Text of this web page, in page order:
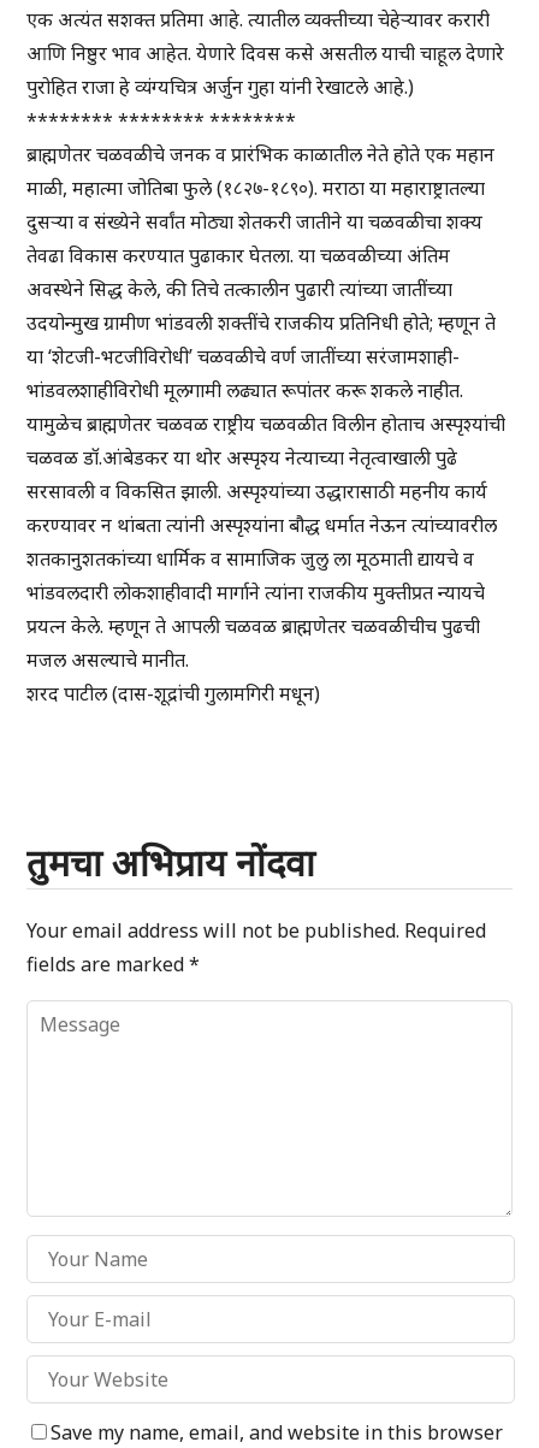
एक अत्यंत सशक्त प्रतिमा आहे. त्यातील व्यक्तीच्या चेहेऱ्यावर करारी
आणि निष्ठुर भाव आहेत. येणारे दिवस कसे असतील याची चाहूल देणारे
पुरोहित राजा हे व्यंग्यचित्र अर्जुन गुहा यांनी रेखाटले आहे.)
******** ******** ********
ब्राह्मणेतर चळवळीचे जनक व प्रारंभिक काळातील नेते होते एक महान
माळी, महात्मा जोतिबा फुले (१८२७-१८९०). मराठा या महाराष्ट्रातल्या
दुसऱ्या व संख्येने सर्वांत मोठ्या शेतकरी जातीने या चळवळीचा शक्य
तेवढा विकास करण्यात पुढाकार घेतला. या चळवळीच्या अंतिम
अवस्थेने सिद्ध केले, की तिचे तत्कालीन पुढारी त्यांच्या जातींच्या
उदयोन्मुख ग्रामीण भांडवली शक्तींचे राजकीय प्रतिनिधी होते; म्हणून ते
या ‘शेटजी-भटजीविरोधी’ चळवळीचे वर्ण जातींच्या सरंजामशाही-
भांडवलशाहीविरोधी मूलगामी लढ्यात रूपांतर करू शकले नाहीत.
यामुळेच ब्राह्मणेतर चळवळ राष्ट्रीय चळवळीत विलीन होताच अस्पृश्यांची
चळवळ डॉ.आंबेडकर या थोर अस्पृश्य नेत्याच्या नेतृत्वाखाली पुढे
सरसावली व विकसित झाली. अस्पृश्यांच्या उद्धारासाठी महनीय कार्य
करण्यावर न थांबता त्यांनी अस्पृश्यांना बौद्ध धर्मात नेऊन त्यांच्यावरील
शतकानुशतकांच्या धार्मिक व सामाजिक जुलु ला मूठमाती द्यायचे व
भांडवलदारी लोकशाहीवादी मार्गाने त्यांना राजकीय मुक्तीप्रत न्यायचे
प्रयत्न केले. म्हणून ते आपली चळवळ ब्राह्मणेतर चळवळीचीच पुढची
मजल असल्याचे मानीत.
शरद पाटील (दास-शूद्रांची गुलामगिरी मधून)
तुमचा अभिप्राय नोंदवा
Your email address will not be published. Required
fields are marked*
Save my name, email, and website in this browser